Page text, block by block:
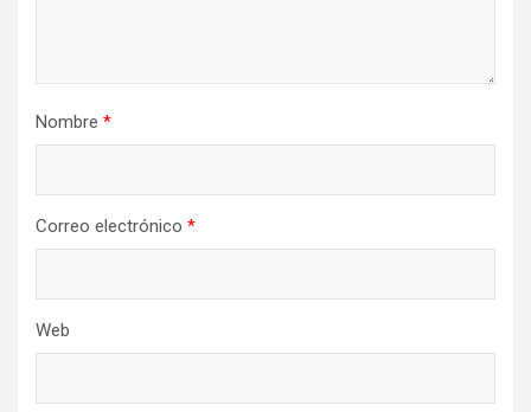
Nombre *
Correo electrónico *
Web